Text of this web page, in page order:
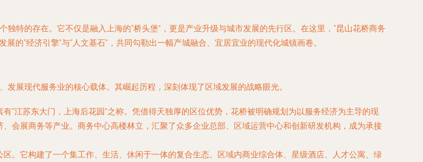
特的存在。它不仅是融入上海的“桥头堡”，更是产业升级与城市发展的先行区。在这里，“昆山花桥商务
的“经济引擎”与“人文基石”，共同勾勒出一幅产城融合、宜居宜业的现代化城镇画卷。
展现代服务业的核心载体。其崛起历程，深刻体现了区域发展的战略眼光。
有“江苏东大门，上海后花园”之称。凭借得天独厚的区位优势，花桥被明确规划为以服务经济为主导的现
会展商务等产业。商务中心高楼林立，汇聚了众多企业总部、区域运营中心和创新研发机构，成为承接
区。它构建了一个集工作、生活、休闲于一体的复合生态。区域内商业综合体、星级酒店、人才公寓、绿